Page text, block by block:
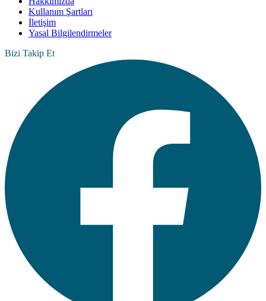
Kullanım Şartları
İletişim
Yasal Bilgilendirmeler
Bizi Takip Et